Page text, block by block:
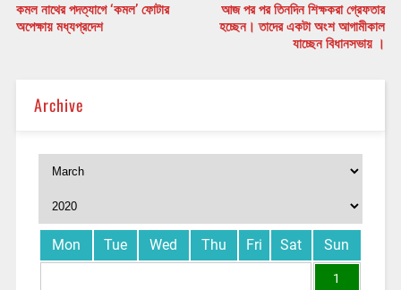
কমল নাথের পদত্যাগে ‘কমল’ ফোটার
অপেক্ষায় মধ্যপ্রদেশ
আজ পর পর তিনদিন শিক্ষকরা গ্রেফতার
হচ্ছেন। তাদের একটা অংশ আগামীকাল
যাচ্ছেন বিধানসভায় ।
Archive
Mon Tue Wed Thu Fri Sat Sun
1